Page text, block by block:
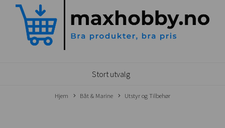
Stort utvalg
Hjem Båt & Marine Utstyr og Tilbehør